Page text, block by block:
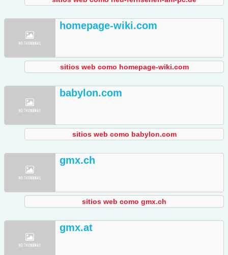
homepage-wiki.com
sitios web como homepage-wiki.com
babylon.com
sitios web como babylon.com
gmx.ch
sitios web como gmx.ch
gmx.at